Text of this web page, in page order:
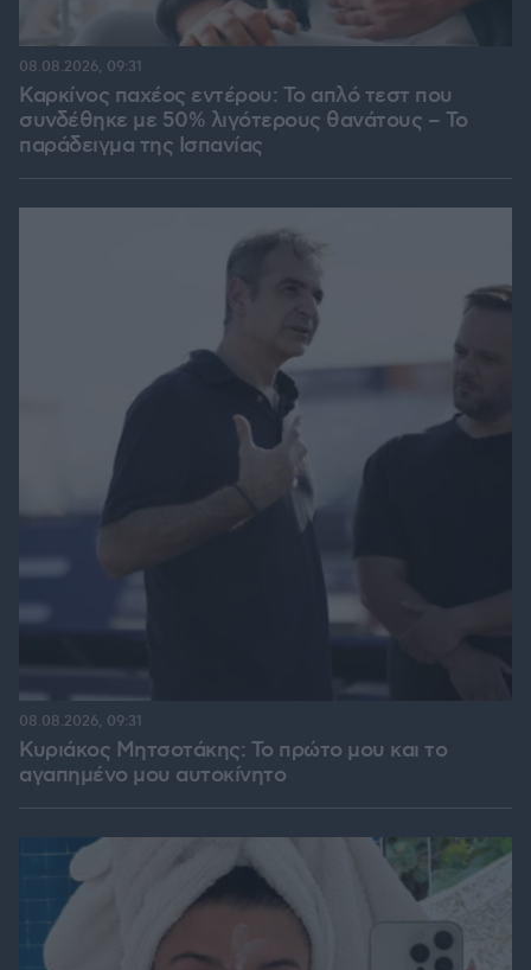
Καρκίνος παχέος εντέρου: Το απλό τεστ που
συνδέθηκε με 50% λιγότερους θανάτους – Το
παράδειγμα της Ισπανίας
08.08.2026, 09:31
Κυριάκος Μητσοτάκης: Το πρώτο μου και το
αγαπημένο μου αυτοκίνητο
08.08.2026, 09:31